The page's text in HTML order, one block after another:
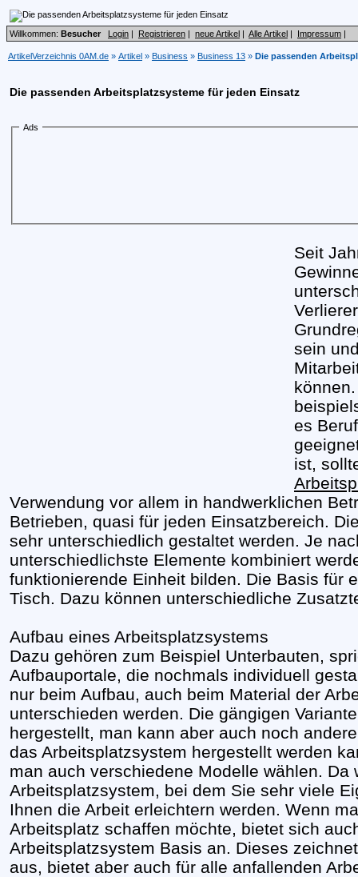
Willkommen: Besucher Login | Registrieren | neue Artikel | Alle Artikel | Impressum |
ArtikelVerzeichnis 0AM.de » Artikel » Business » Business 13 » Die passenden
Die passenden Arbeitsplatzsysteme für jeden Einsatz
Ads
Seit
sein
es
ist,
Verwendung vor allem in handwerklichen
Betrieben, quasi für jeden Einsatzbereich.
sehr unterschiedlich gestaltet werden. Je
unterschiedlichste Elemente kombiniert
funktionierende Einheit bilden. Die Basis für
Tisch. Dazu können unterschiedliche
Aufbau eines Arbeitsplatzsystems
Dazu gehören zum Beispiel Unterbauten,
Aufbauportale, die nochmals individuell
nur beim Aufbau, auch beim Material der
unterschieden werden. Die gängigen
hergestellt, man kann aber auch noch
das Arbeitsplatzsystem hergestellt werden
man auch verschiedene Modelle wählen. Da
Arbeitsplatzsystem, bei dem Sie sehr viele
Ihnen die Arbeit erleichtern werden. Wenn
Arbeitsplatz schaffen möchte, bietet sich
Arbeitsplatzsystem Basis an. Dieses
aus, bietet aber auch für alle anfallenden